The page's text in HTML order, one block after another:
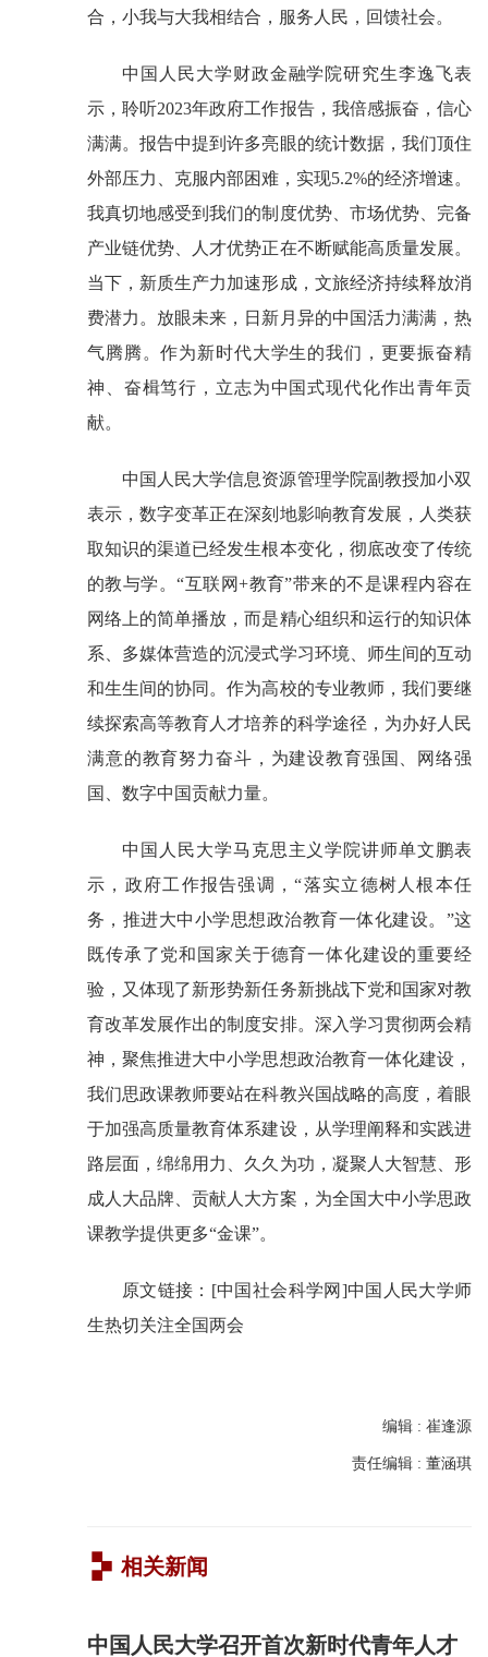
合，小我与大我相结合，服务人民，回馈社会。
中国人民大学财政金融学院研究生李逸飞表
示，聆听2023年政府工作报告，我倍感振奋，信心
满满。报告中提到许多亮眼的统计数据，我们顶住
外部压力、克服内部困难，实现5.2%的经济增速。
我真切地感受到我们的制度优势、市场优势、完备
产业链优势、人才优势正在不断赋能高质量发展。
当下，新质生产力加速形成，文旅经济持续释放消
费潜力。放眼未来，日新月异的中国活力满满，热
气腾腾。作为新时代大学生的我们，更要振奋精
神、奋楫笃行，立志为中国式现代化作出青年贡
献。
中国人民大学信息资源管理学院副教授加小双
表示，数字变革正在深刻地影响教育发展，人类获
取知识的渠道已经发生根本变化，彻底改变了传统
的教与学。“互联网+教育”带来的不是课程内容在
网络上的简单播放，而是精心组织和运行的知识体
系、多媒体营造的沉浸式学习环境、师生间的互动
和生生间的协同。作为高校的专业教师，我们要继
续探索高等教育人才培养的科学途径，为办好人民
满意的教育努力奋斗，为建设教育强国、网络强
国、数字中国贡献力量。
中国人民大学马克思主义学院讲师单文鹏表
示，政府工作报告强调，“落实立德树人根本任
务，推进大中小学思想政治教育一体化建设。”这
既传承了党和国家关于德育一体化建设的重要经
验，又体现了新形势新任务新挑战下党和国家对教
育改革发展作出的制度安排。深入学习贯彻两会精
神，聚焦推进大中小学思想政治教育一体化建设，
我们思政课教师要站在科教兴国战略的高度，着眼
于加强高质量教育体系建设，从学理阐释和实践进
路层面，绵绵用力、久久为功，凝聚人大智慧、形
成人大品牌、贡献人大方案，为全国大中小学思政
课教学提供更多“金课”。
原文链接： [中国社会科学网]中国人民大学师
生热切关注全国两会
编辑 : 崔逢源
责任编辑 : 董涵琪
 相关新闻
中国人民大学召开首次新时代青年人才